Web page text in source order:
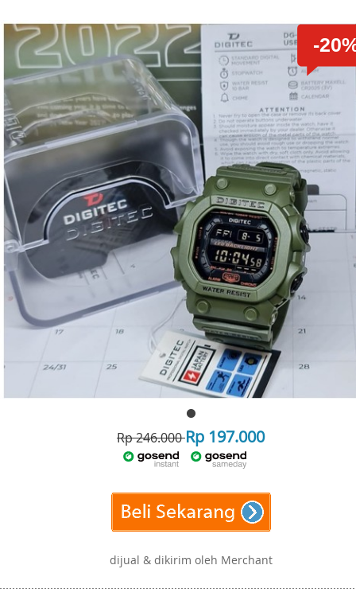
-
Rp 246.000Rp 197.000
dijual & dikirim oleh Merchant